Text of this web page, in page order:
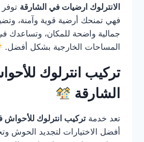
الانترلوك ارضيات في الشارقة توفر
فهي تمنحك أرضية قوية وآمنة،
جمالية واضحة للمكان، وتساعدك
المساحات الخارجية بشكل أفضل.
تركيب انترلوك
الشارقة
تعد خدمة تركيب انترلوك للأحواش
أفضل الاختيارات لتجديد الحوش